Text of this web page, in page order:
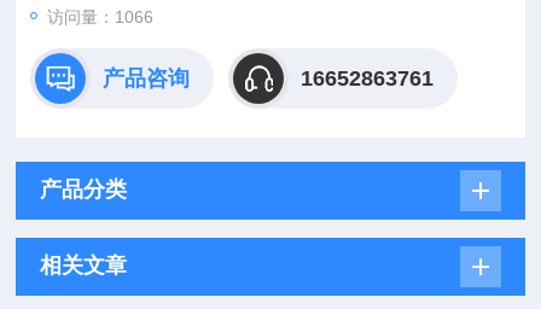
访问量：1066
产品咨询 16652863761
产品分类
相关文章